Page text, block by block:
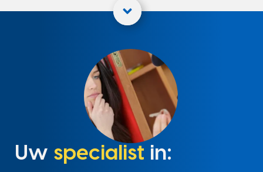
Uw specialist in: